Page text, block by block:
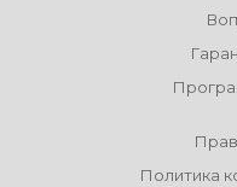
Политика